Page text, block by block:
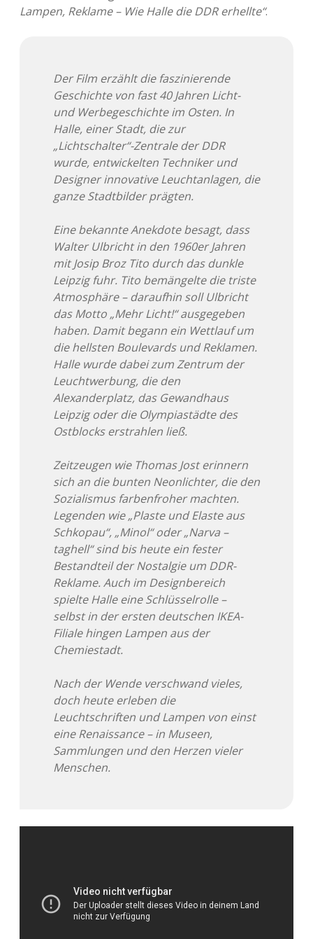
Lampen, Reklame – Wie Halle die DDR erhellte“.
Der Film erzählt die faszinierende
Geschichte von fast 40 Jahren Licht-
und Werbegeschichte im Osten. In
Halle, einer Stadt, die zur
„Lichtschalter“-Zentrale der DDR
wurde, entwickelten Techniker und
Designer innovative Leuchtanlagen, die
ganze Stadtbilder prägten.
Eine bekannte Anekdote besagt, dass
Walter Ulbricht in den 1960er Jahren
mit Josip Broz Tito durch das dunkle
Leipzig fuhr. Tito bemängelte die triste
Atmosphäre – daraufhin soll Ulbricht
das Motto „Mehr Licht!“ ausgegeben
haben. Damit begann ein Wettlauf um
die hellsten Boulevards und Reklamen.
Halle wurde dabei zum Zentrum der
Leuchtwerbung, die den
Alexanderplatz, das Gewandhaus
Leipzig oder die Olympiastädte des
Ostblocks erstrahlen ließ.
Zeitzeugen wie Thomas Jost erinnern
sich an die bunten Neonlichter, die den
Sozialismus farbenfroher machten.
Legenden wie „Plaste und Elaste aus
Schkopau“, „Minol“ oder „Narva –
taghell“ sind bis heute ein fester
Bestandteil der Nostalgie um DDR-
Reklame. Auch im Designbereich
spielte Halle eine Schlüsselrolle –
selbst in der ersten deutschen IKEA-
Filiale hingen Lampen aus der
Chemiestadt.
Nach der Wende verschwand vieles,
doch heute erleben die
Leuchtschriften und Lampen von einst
eine Renaissance – in Museen,
Sammlungen und den Herzen vieler
Menschen.